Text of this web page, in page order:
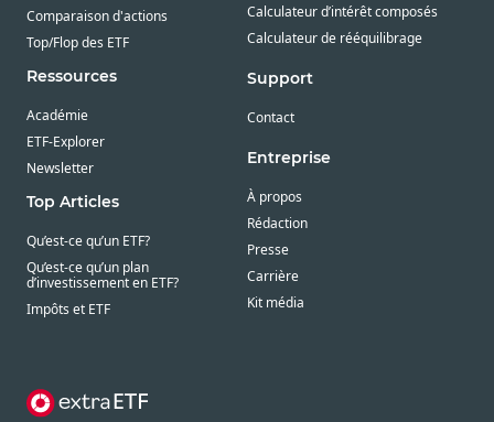
Comparaison d'actions
Top/Flop des ETF
Ressources
Académie
ETF-Explorer
Newsletter
Top Articles
Qu’est-ce qu’un ETF?
Qu’est-ce qu’un plan
d’investissement en ETF?
Impôts et ETF
Calculateur d’intérêt composés
Calculateur de rééquilibrage
Support
Contact
Entreprise
À propos
Rédaction
Presse
Carrière
Kit média